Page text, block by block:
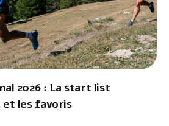
2026 : La start list
et les favoris